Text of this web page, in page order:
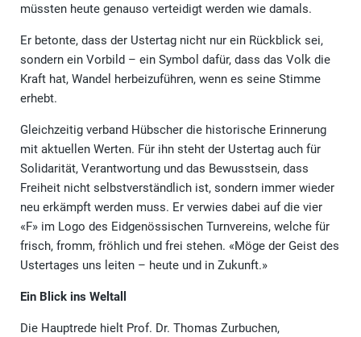
müssten heute genauso verteidigt werden wie damals.
Er betonte, dass der Ustertag nicht nur ein Rückblick sei,
sondern ein Vorbild – ein Symbol dafür, dass das Volk die
Kraft hat, Wandel herbeizuführen, wenn es seine Stimme
erhebt.
Gleichzeitig verband Hübscher die historische Erinnerung
mit aktuellen Werten. Für ihn steht der Ustertag auch für
Solidarität, Verantwortung und das Bewusstsein, dass
Freiheit nicht selbstverständlich ist, sondern immer wieder
neu erkämpft werden muss. Er verwies dabei auf die vier
«F» im Logo des Eidgenössischen Turnvereins, welche für
frisch, fromm, fröhlich und frei stehen. «Möge der Geist des
Ustertages uns leiten – heute und in Zukunft.»
Ein Blick ins Weltall
Die Hauptrede hielt Prof. Dr. Thomas Zurbuchen,